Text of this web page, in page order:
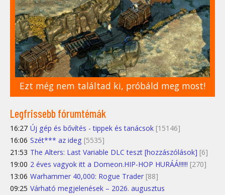
Ezt még nem találtad ki, próbáld meg most!
Legfrissebb fórumtémák
16:27 Új gép és bővítés - tippek és tanácsok [15146]
16:06 Szét*** az ideg [5535]
21:53 The Alters: Last Variable DLC teszt [hozzászólások] [6]
19:00 2 éves vagyok itt a Domeon.HIP-HOP HURÁÁ!!!!!! [270]
13:06 Warhammer 40,000: Rogue Trader [88]
09:25 Várható megjelenések – 2026. augusztus